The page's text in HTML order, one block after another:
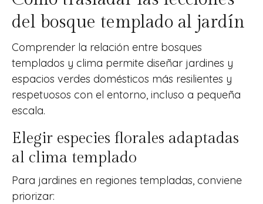
del bosque templado al jardín
Comprender la relación entre bosques
templados y clima permite diseñar jardines y
espacios verdes domésticos más resilientes y
respetuosos con el entorno, incluso a pequeña
escala.
Elegir especies florales adaptadas
al clima templado
Para jardines en regiones templadas, conviene
priorizar: